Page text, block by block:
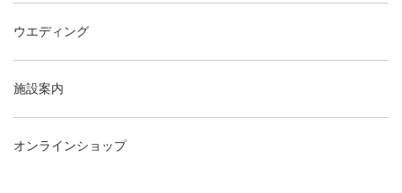
ウエディング
施設案内
オンラインショップ